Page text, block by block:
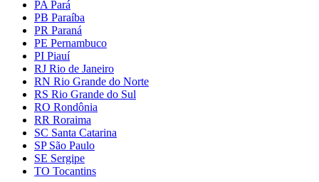
PA Pará
PB Paraíba
PR Paraná
PE Pernambuco
PI Piauí
RJ Rio de Janeiro
RN Rio Grande do Norte
RS Rio Grande do Sul
RO Rondônia
RR Roraima
SC Santa Catarina
SP São Paulo
SE Sergipe
TO Tocantins